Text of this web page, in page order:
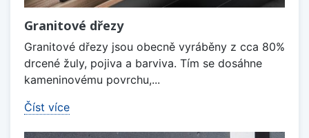
Granitové dřezy
Granitové dřezy jsou obecně vyráběny z cca 80%
drcené žuly, pojiva a barviva. Tím se dosáhne
kameninovému povrchu,...
Číst více